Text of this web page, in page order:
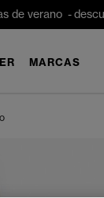
de verano -
MARCAS